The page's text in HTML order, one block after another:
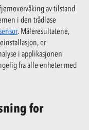
av tilstand
i den trådløse
. Måleresultatene,
er
i applikasjonen
fra alle enheter med
for